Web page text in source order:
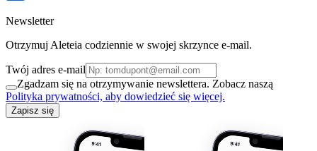
Newsletter
Otrzymuj Aleteia codziennie w swojej skrzynce e-mail.
Twój adres e-mail
Zgadzam się na otrzymywanie newslettera. Zobacz naszą
Polityka prywatności, aby dowiedzieć się więcej.
Zapisz się